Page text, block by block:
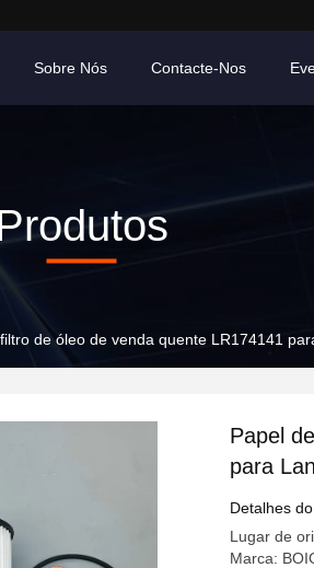
Sobre Nós Contacte-Nos
de óleo de venda quente LR174141
Papel
para
Detalhes
Lugar de
Marca: